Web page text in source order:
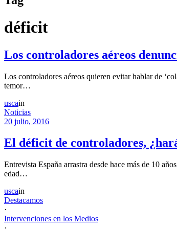
déficit
Los controladores aéreos
Los controladores aéreos quieren evitar hablar de
temor…
uscain
Noticias
20 julio, 2016
El déficit de controladores,
Entrevista España arrastra desde hace más de 10
edad…
uscain
Destacamos
·
Intervenciones en los Medios